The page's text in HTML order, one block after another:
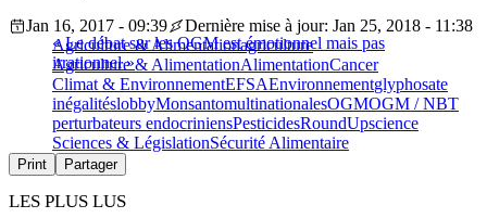
« Le débat sur les OGM est émotionnel mais pas
irrationnel »
Jan 16, 2017 - 09:39
Dernière mise à jour: Jan 25, 2018 - 11:38
Agriculture & Alimentationagriculture
Agriculture & AlimentationAlimentationCancer
Climat & EnvironnementEFSAEnvironnementglyphosate
inégalitéslobbyMonsantomultinationalesOGMOGM / NBT
perturbateurs endocriniensPesticidesRoundUpscience
Sciences & LégislationSécurité Alimentaire
Print Partager
LES PLUS LUS